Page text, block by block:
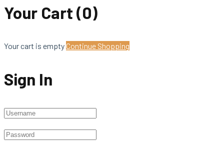
Your Cart (0)
Your cart is emptyContinue Shopping
Sign In